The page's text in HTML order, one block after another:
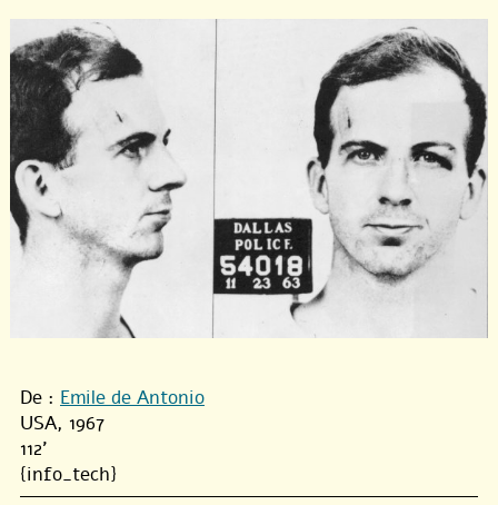
De : Emile de Antonio
USA, 1967
112'
{info_tech}